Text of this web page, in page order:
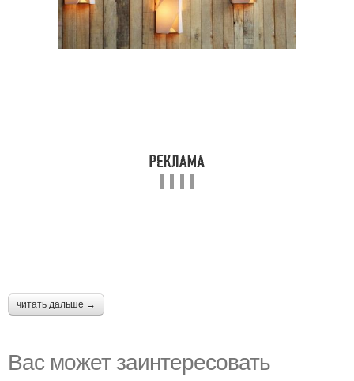
читать дальше →
Вас может заинтересовать